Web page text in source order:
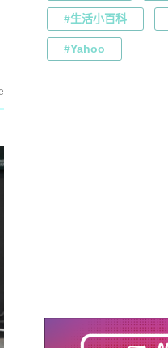
#生活小百科
#Yahoo